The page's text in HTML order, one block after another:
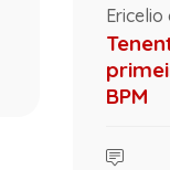
Ericelio
BPM